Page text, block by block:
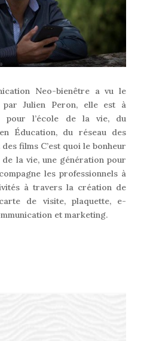
Neo-bienêtre a vu le
Julien Peron, elle est à
pour l’école de la vie, du
Éducation, du réseau des
films C’est quoi le bonheur
de la vie, une génération pour
les professionnels à
à travers la création de
de visite, plaquette, e-
et marketing.